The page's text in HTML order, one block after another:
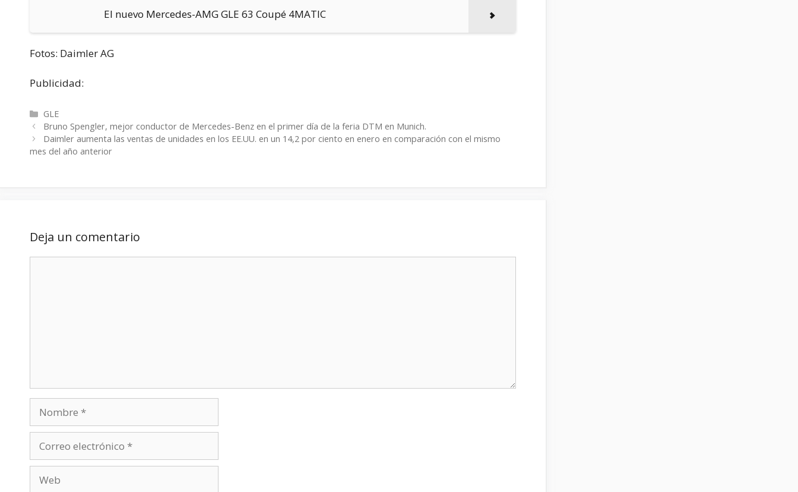
El nuevo Mercedes-AMG GLE 63 Coupé 4MATIC
Fotos: Daimler AG
Publicidad:
Categorías
GLE
Bruno Spengler, mejor conductor de Mercedes-Benz en el primer día de la feria DTM en Munich.
Daimler aumenta las ventas de unidades en los EE.UU. en un 14,2 por ciento en enero en comparación con el mismo
mes del año anterior
Deja un comentario
electrónico